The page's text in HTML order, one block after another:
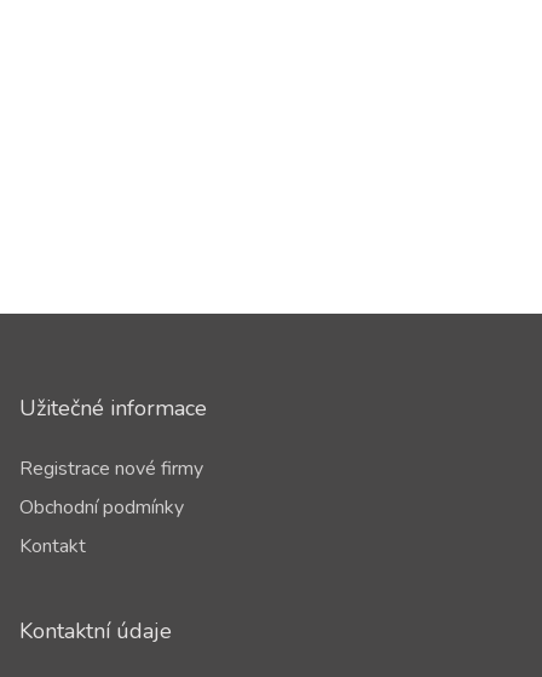
Užitečné informace
Registrace nové firmy
Obchodní podmínky
Kontakt
Kontaktní údaje